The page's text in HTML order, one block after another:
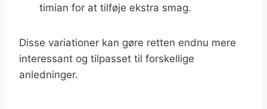
timian for at tilføje ekstra smag.
Disse variationer kan gøre retten endnu mere
interessant og tilpasset til forskellige
anledninger.